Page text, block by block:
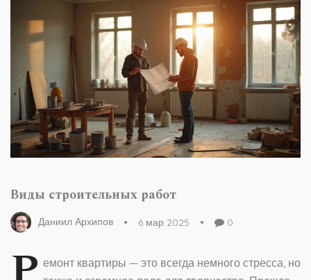
Виды строительных работ
Даниил Архипов 6 мар 2025 0
емонт квартиры — это всегда немного стресса, но